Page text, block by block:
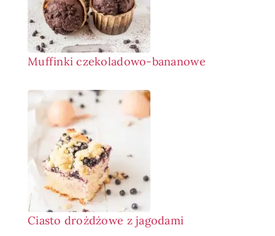
Muffinki czekoladowo-bananowe
Ciasto drożdżowe z jagodami